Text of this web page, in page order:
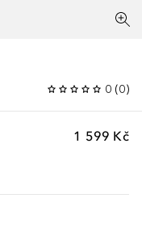
0 (0)
1 599 Kč